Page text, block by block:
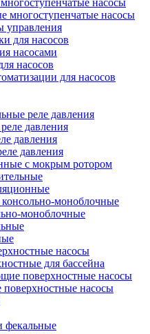
насосы
многоступенчатые насосы
управления
для насосов
насосами
насосов
для насосов
реле давления
давления
давления
давления
с мокрым ротором
моноблочные
моноблочные
насосы
для бассейна
поверхностные насосы
насосы
фекальные